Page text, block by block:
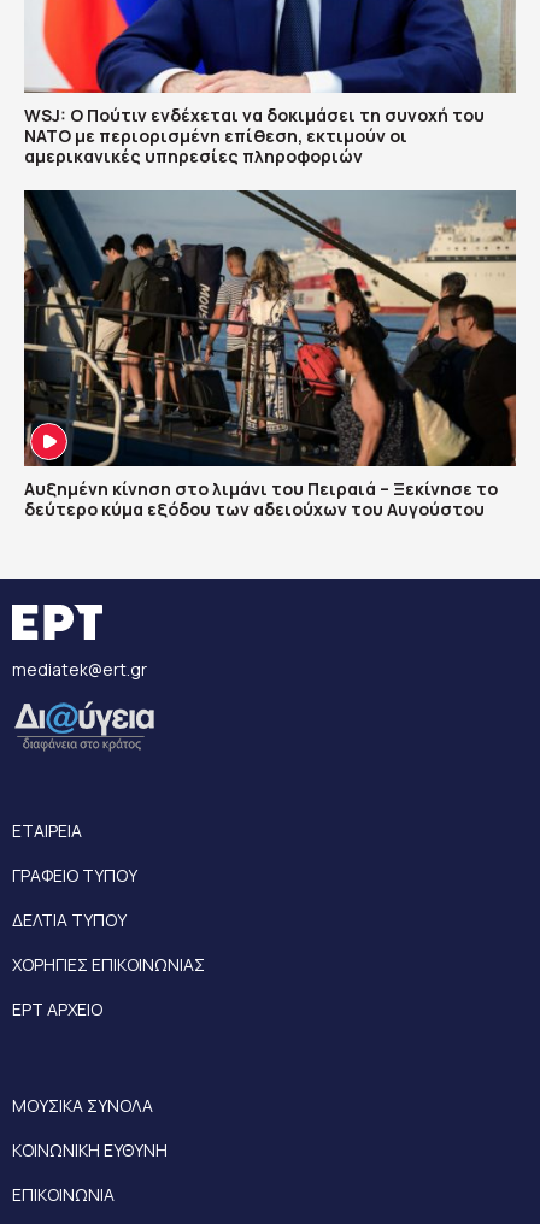
WSJ: Ο Πούτιν ενδέχεται να δοκιμάσει τη συνοχή του
ΝΑΤΟ με περιορισμένη επίθεση, εκτιμούν οι
αμερικανικές υπηρεσίες πληροφοριών
Αυξημένη κίνηση στο λιμάνι του Πειραιά – Ξεκίνησε το
δεύτερο κύμα εξόδου των αδειούχων του Αυγούστου
mediatek@ert.gr
ΕΤΑΙΡΕΙΑ
ΓΡΑΦΕΙΟ ΤΥΠΟΥ
ΔΕΛΤΙΑ ΤΥΠΟΥ
ΧΟΡΗΓΙΕΣ ΕΠΙΚΟΙΝΩΝΙΑΣ
ΕΡΤ ΑΡΧΕΙΟ
ΜΟΥΣΙΚΑ ΣΥΝΟΛΑ
ΚΟΙΝΩΝΙΚΗ ΕΥΘΥΝΗ
ΕΠΙΚΟΙΝΩΝΙΑ